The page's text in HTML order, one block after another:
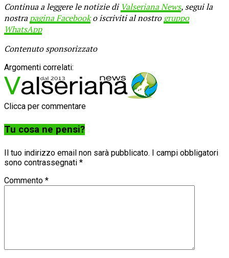
Continua a leggere le notizie di Valseriana News, segui la
nostrapagina Facebooko iscriviti al nostrogruppo
WhatsApp
Contenuto sponsorizzato
Argomenti correlati:
Clicca per commentare
Tu cosa ne pensi?
Il tuo indirizzo email non sarà pubblicato. I campi obbligatori
sono contrassegnati *
Commento *